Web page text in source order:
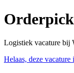
Logistiek vacature bij
Helaas, deze vacature